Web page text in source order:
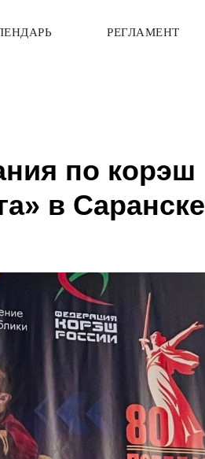
РЕГЛАМЕНТ
по корэш
в Саранске